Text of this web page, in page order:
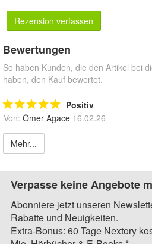
Rezension verfassen
Bewertungen
So haben Kunden, die den Artikel bei
haben, den Kauf bewertet.
Positiv
Von: Ömer Agace 16.02.26
Mehr...
Verpasse keine Angebote
Abonniere jetzt unseren
Rabatte und Neuigkeiten.
Extra-Bonus: 60 Tage Nextory